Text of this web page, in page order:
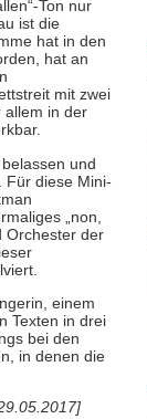
Ton nur
ist die
hat in den
hat an
mit zwei
allem in der
und
Für diese Mini-
„non,
Orchester der
einem
Texten in drei
bei den
in denen die